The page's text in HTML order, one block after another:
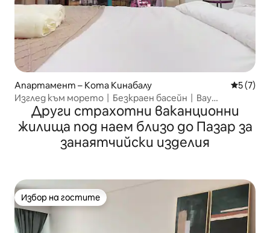
Апартамент – Кота Кинабалу Средна
5 (7)
Изглед към морето丨Безкраен басейн丨Bay
Suites_HG3
Други страхотни ваканционни
жилища под наем близо до Пазар за
занаятчийски изделия
Избор на гостите
Избор на гостите